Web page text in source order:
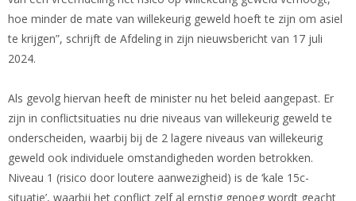
hoe minder de mate van willekeurig geweld hoeft te zijn om asiel
te krijgen”, schrijft de Afdeling in zijn nieuwsbericht van 17 juli
2024.
Als gevolg hiervan heeft de minister nu het beleid aangepast. Er
zijn in conflictsituaties nu drie niveaus van willekeurig geweld te
onderscheiden, waarbij bij de 2 lagere niveaus van willekeurig
geweld ook individuele omstandigheden worden betrokken.
Niveau 1 (risico door loutere aanwezigheid) is de ‘kale 15c-
situatie’, waarbij het conflict zelf al ernstig genoeg wordt geacht